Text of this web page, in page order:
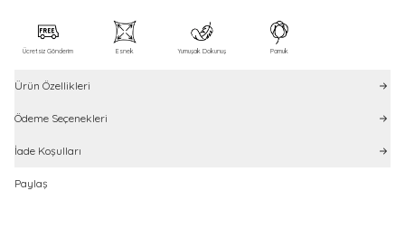
Ücretsiz Gönderim Esnek Yumuşak Dokunuş Pamuk
Ürün Özellikleri
Ödeme Seçenekleri
İade Koşulları
Paylaş